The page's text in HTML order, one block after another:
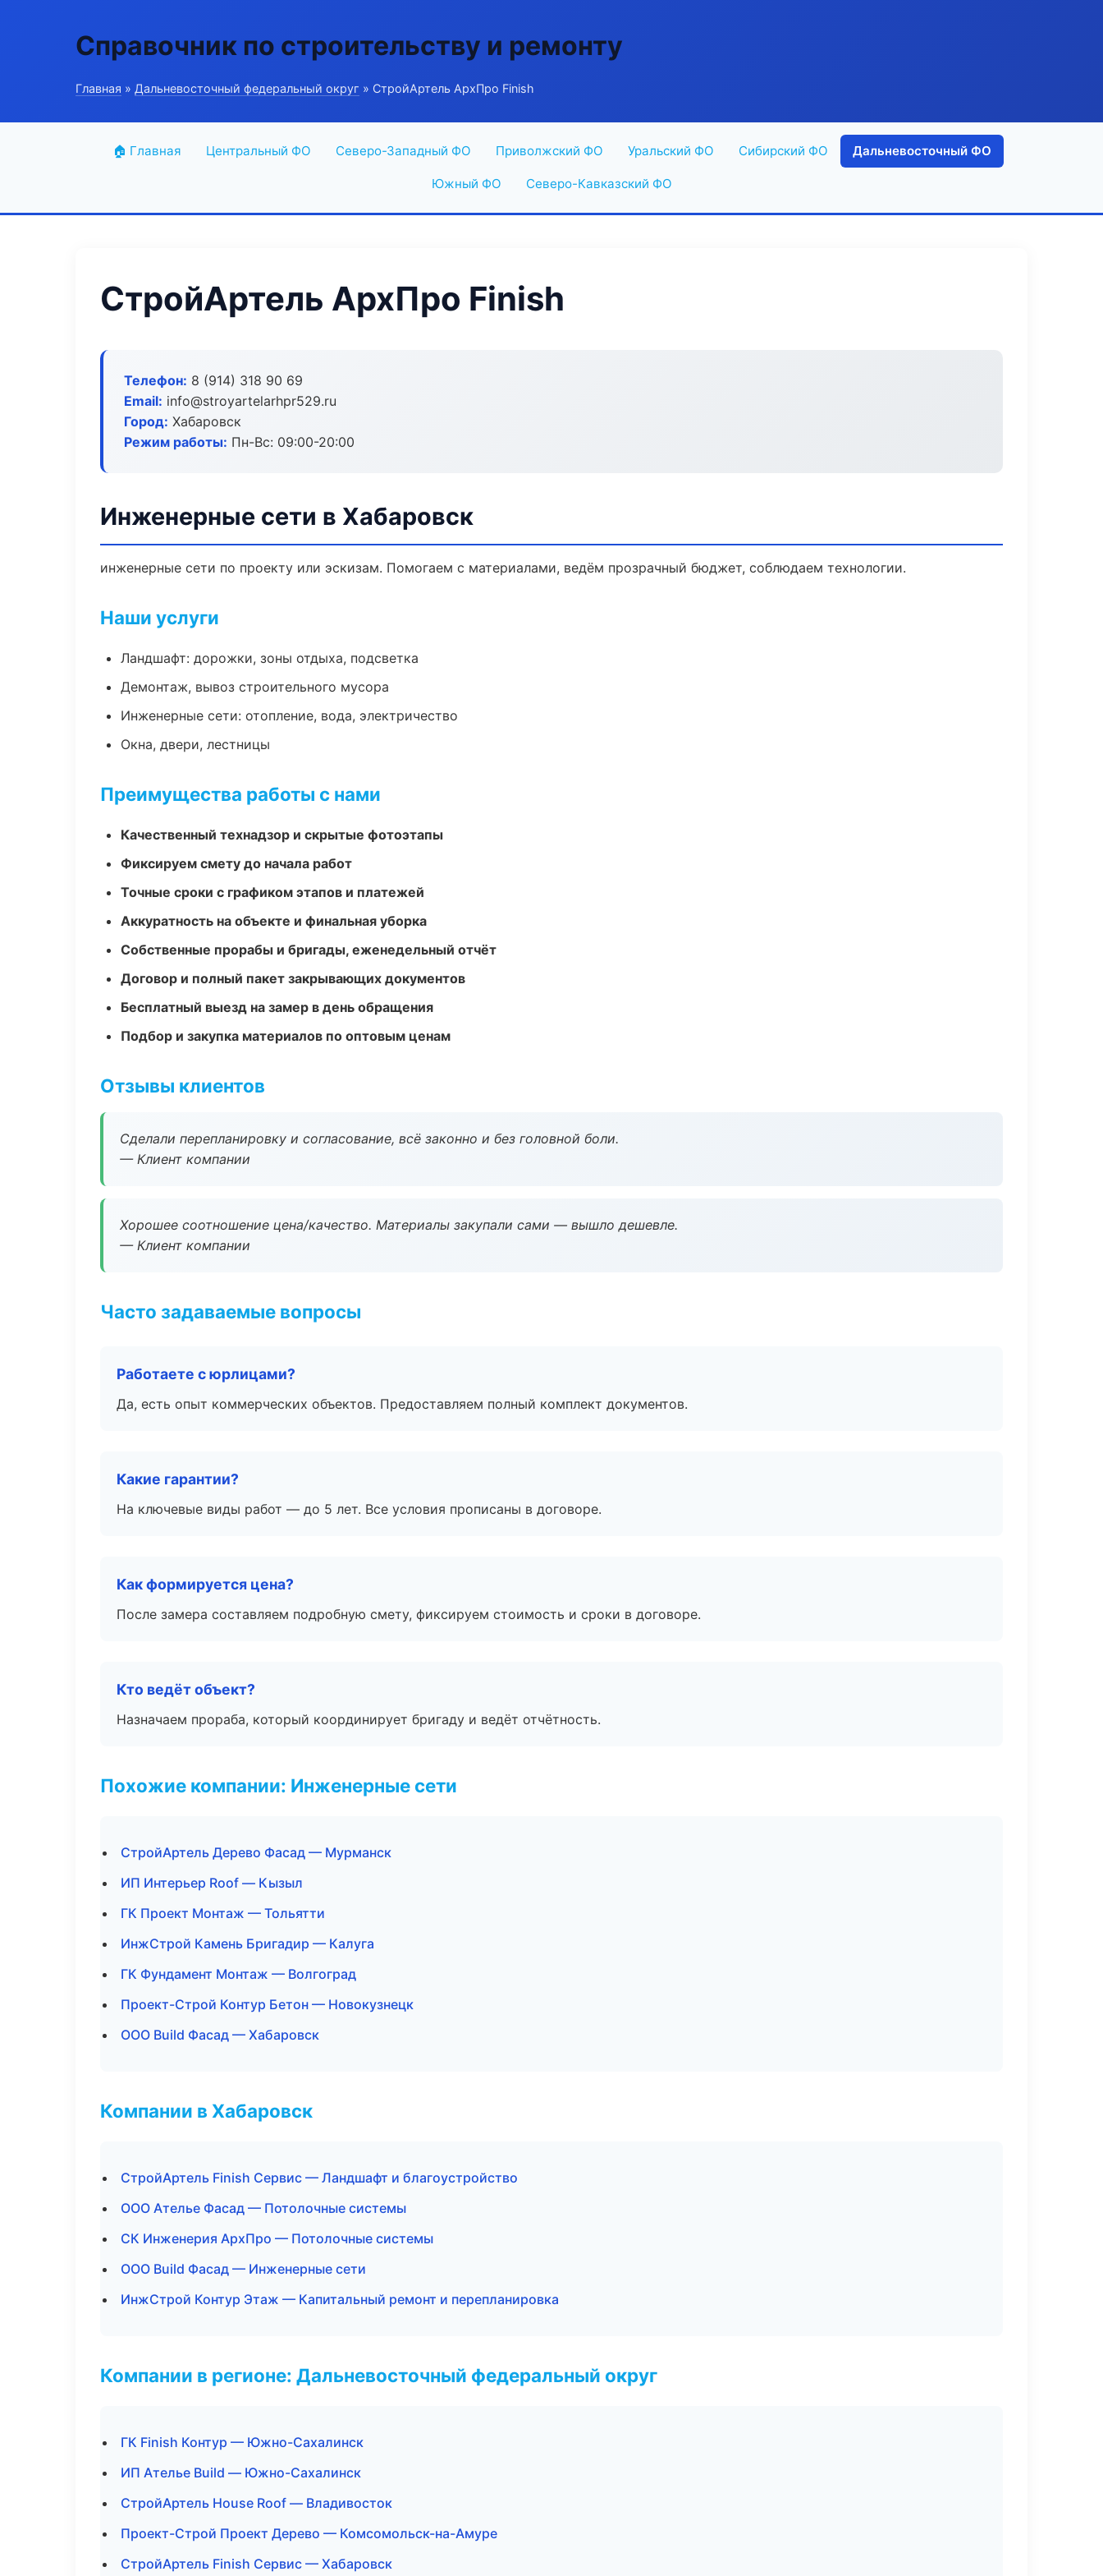
Справочник по строительству и ремонту
Главная » Дальневосточный федеральный округ » СтройАртель АрхПро Finish
🏠 Главная Центральный ФО Северо-Западный ФО Приволжский ФО Уральский ФО Сибирский ФО Дальневосточный ФО
Южный ФО Северо-Кавказский ФО
СтройАртель АрхПро Finish
Телефон: 8 (914) 318 90 69
Email: info@stroyartelarhpr529.ru
Город: Хабаровск
Режим работы: Пн-Вс: 09:00-20:00
Инженерные сети в Хабаровск
инженерные сети по проекту или эскизам. Помогаем с материалами, ведём прозрачный бюджет, соблюдаем технологии.
Наши услуги
Ландшафт: дорожки, зоны отдыха, подсветка
Демонтаж, вывоз строительного мусора
Инженерные сети: отопление, вода, электричество
Окна, двери, лестницы
Преимущества работы с нами
Качественный технадзор и скрытые фотоэтапы
Фиксируем смету до начала работ
Точные сроки с графиком этапов и платежей
Аккуратность на объекте и финальная уборка
Собственные прорабы и бригады, еженедельный отчёт
Договор и полный пакет закрывающих документов
Бесплатный выезд на замер в день обращения
Подбор и закупка материалов по оптовым ценам
Отзывы клиентов
Сделали перепланировку и согласование, всё законно и без головной боли.
— Клиент компании
Хорошее соотношение цена/качество. Материалы закупали сами — вышло дешевле.
— Клиент компании
Часто задаваемые вопросы
Работаете с юрлицами?
Да, есть опыт коммерческих объектов. Предоставляем полный комплект документов.
Какие гарантии?
На ключевые виды работ — до 5 лет. Все условия прописаны в договоре.
Как формируется цена?
После замера составляем подробную смету, фиксируем стоимость и сроки в договоре.
Кто ведёт объект?
Назначаем прораба, который координирует бригаду и ведёт отчётность.
Похожие компании: Инженерные сети
СтройАртель Дерево Фасад — Мурманск
ИП Интерьер Roof — Кызыл
ГК Проект Монтаж — Тольятти
ИнжСтрой Камень Бригадир — Калуга
ГК Фундамент Монтаж — Волгоград
Проект-Строй Контур Бетон — Новокузнецк
ООО Build Фасад — Хабаровск
Компании в Хабаровск
СтройАртель Finish Сервис — Ландшафт и благоустройство
ООО Ателье Фасад — Потолочные системы
СК Инженерия АрхПро — Потолочные системы
ООО Build Фасад — Инженерные сети
ИнжСтрой Контур Этаж — Капитальный ремонт и перепланировка
Компании в регионе: Дальневосточный федеральный округ
ГК Finish Контур — Южно-Сахалинск
ИП Ателье Build — Южно-Сахалинск
СтройАртель House Roof — Владивосток
Проект-Строй Проект Дерево — Комсомольск-на-Амуре
СтройАртель Finish Сервис — Хабаровск